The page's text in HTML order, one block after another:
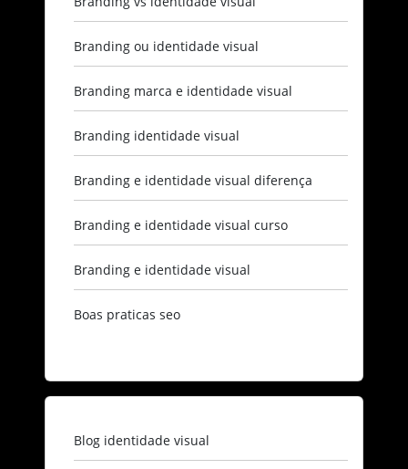
Branding ou identidade visual​
Branding marca e identidade visual​
Branding identidade visual​
Branding e identidade visual diferença​
Branding e identidade visual curso​
Branding e identidade visual​
Boas praticas seo​
Blog identidade visual​